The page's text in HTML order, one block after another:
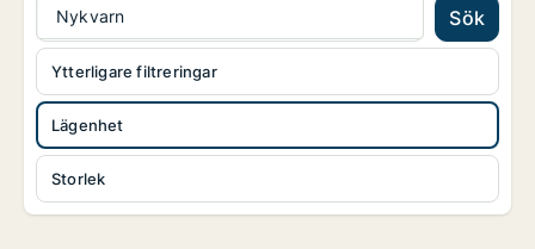
Nykvarn Sök
Lägenhet
Storlek
Ytterligare filtreringar